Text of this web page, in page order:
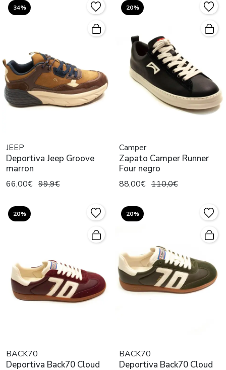
34%
JEEP
Deportiva Jeep Groove
marron
66,00€ 99,9€
20%
Camper
Zapato Camper Runner
Four negro
88,00€ 110,0€
20%
BACK70
Deportiva Back70 Cloud
20%
BACK70
Deportiva Back70 Cloud